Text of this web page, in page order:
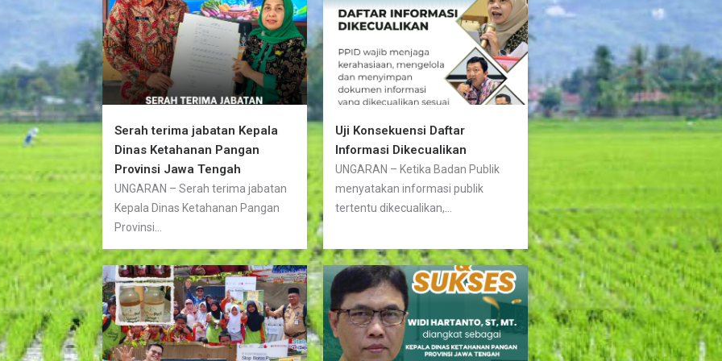
Serah terima jabatan Kepala
Dinas Ketahanan Pangan
Provinsi Jawa Tengah
UNGARAN – Serah terima jabatan
Kepala Dinas Ketahanan Pangan
Provinsi...
Uji Konsekuensi Daftar
Informasi Dikecualikan
UNGARAN – Ketika Badan Publik
menyatakan informasi publik
tertentu dikecualikan,...